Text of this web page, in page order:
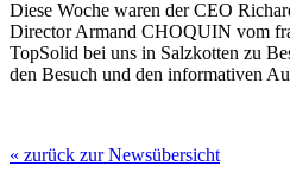
Diese Woche waren der CEO
Director Armand CHOQUIN vom
TopSolid bei uns in Salzkotten zu
den Besuch und den informativen
« zurück zur Newsübersicht